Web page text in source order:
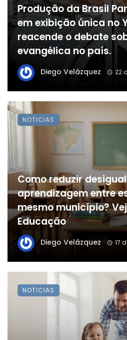
Produção da Brasil
em exibição única no
reacende o debate
evangélica no país.
Diego Velázquez 22
Como reduzir
aprendizagem entre
mesmo município?
Educação
Diego Velázquez 17
NOTICIAS
NOTICIAS